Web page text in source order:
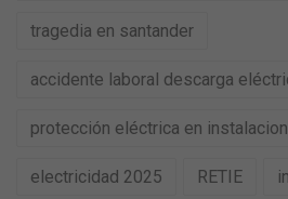
tragedia en santander
accidente laboral descarga
protección eléctrica en
electricidad 2025 RETIE